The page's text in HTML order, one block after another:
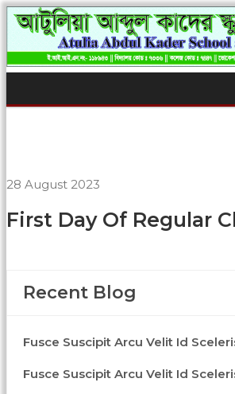
28 August 2023
First Day Of Regular
Recent Blog
Fusce Suscipit Arcu Velit Id
Fusce Suscipit Arcu Velit Id